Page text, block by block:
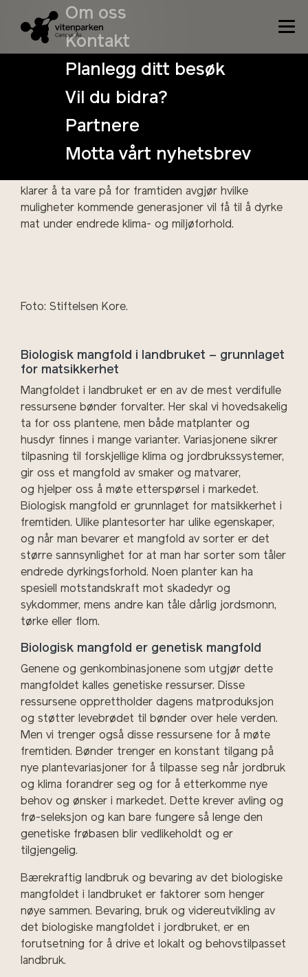
Om oss
Kontakt
Planlegg ditt besøk
Vil du bidra?
Partnere
Motta vårt nyhetsbrev
som brukes til mat. Likevel kommer 66 % av alle
avlingene fra
bare ni arter. De ni er sukkerrør, mais,
og oljepalme. Sortsmangfoldet i jordbruket har over
hele verden gått raskt ned i løpet av de siste
hundre årene. Det genetiske mangfoldet i
klarer å ta vare på for framtiden avgjør hvilke
muligheter kommende generasjoner vil få til å dyrke
mat under endrede klima- og miljøforhold.
Foto: Stiftelsen Kore.
Biologisk mangfold i landbruket – grunnlaget
for matsikkerhet
Mangfoldet i landbruket er en av de mest verdifulle
ressursene bønder forvalter. Her skal vi hovedsakelig
ta for oss plantene, men både matplanter og
husdyr finnes i mange varianter. Variasjonene sikrer
tilpasning til forskjellige klima og jordbrukssystemer,
gir oss et mangfold av smaker og matvarer,
og hjelper oss å møte etterspørsel i markedet.
Biologisk mangfold er grunnlaget for matsikkerhet i
fremtiden. Ulike plantesorter har ulike egenskaper,
og når man bevarer et mangfold av sorter er det
større sannsynlighet for at man har sorter som tåler
endrede dyrkingsforhold. Noen planter kan ha
spesiell motstandskraft mot skadedyr og
sykdommer, mens andre kan tåle dårlig jordsmonn,
tørke eller flom.
Biologisk mangfold er genetisk mangfold
Genene og genkombinasjonene som utgjør dette
mangfoldet kalles genetiske ressurser. Disse
ressursene opprettholder dagens matproduksjon
og støtter levebrødet til bønder over hele verden.
Men vi trenger også disse ressursene for å møte
fremtiden. Bønder trenger en konstant tilgang på
nye plantevariasjoner for å tilpasse seg når jordbruk
og klima forandrer seg og for å etterkomme nye
behov og ønsker i markedet. Dette krever avling og
frø-seleksjon og kan bare fungere så lenge den
genetiske frøbasen blir vedlikeholdt og er
tilgjengelig.
Bærekraftig landbruk og bevaring av det biologiske
mangfoldet i landbruket er faktorer som henger
nøye sammen. Bevaring, bruk og videreutvikling av
det biologiske mangfoldet i jordbruket, er en
forutsetning for å drive et lokalt og behovstilpasset
landbruk.